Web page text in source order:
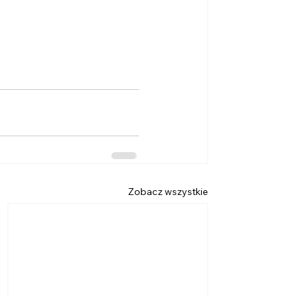
Zobacz wszystkie